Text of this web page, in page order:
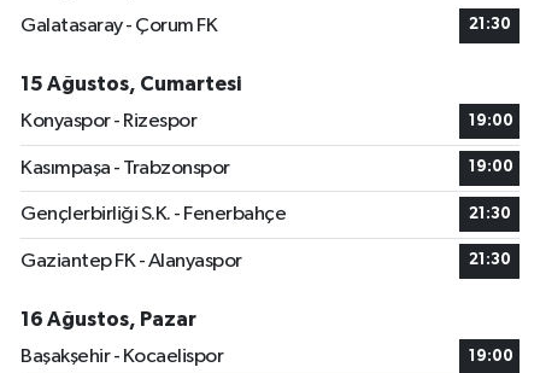
Galatasaray - Çorum FK
21:30
15 Ağustos, Cumartesi
Konyaspor - Rizespor
19:00
Kasımpaşa - Trabzonspor 19:00
Gençlerbirliği S.K. - Fenerbahçe 21:30
Gaziantep FK - Alanyaspor 21:30
16 Ağustos, Pazar
Başakşehir - Kocaelispor
19:00